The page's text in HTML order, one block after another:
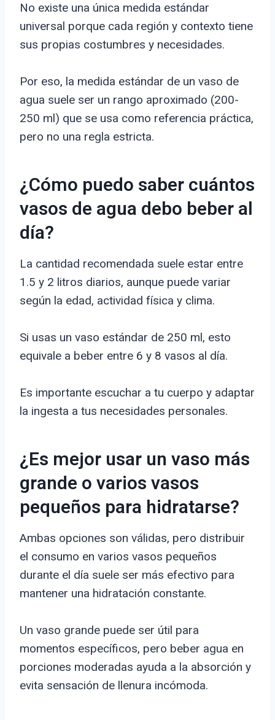
No existe una única medida estándar
universal porque cada región y contexto tiene
sus propias costumbres y necesidades.
Por eso, la medida estándar de un vaso de
agua suele ser un rango aproximado (200-
250 ml) que se usa como referencia práctica,
pero no una regla estricta.
¿Cómo puedo saber cuántos
vasos de agua debo beber al
día?
La cantidad recomendada suele estar entre
1.5 y 2 litros diarios, aunque puede variar
según la edad, actividad física y clima.
Si usas un vaso estándar de 250 ml, esto
equivale a beber entre 6 y 8 vasos al día.
Es importante escuchar a tu cuerpo y adaptar
la ingesta a tus necesidades personales.
¿Es mejor usar un vaso más
grande o varios vasos
pequeños para hidratarse?
Ambas opciones son válidas, pero distribuir
el consumo en varios vasos pequeños
durante el día suele ser más efectivo para
mantener una hidratación constante.
Un vaso grande puede ser útil para
momentos específicos, pero beber agua en
porciones moderadas ayuda a la absorción y
evita sensación de llenura incómoda.